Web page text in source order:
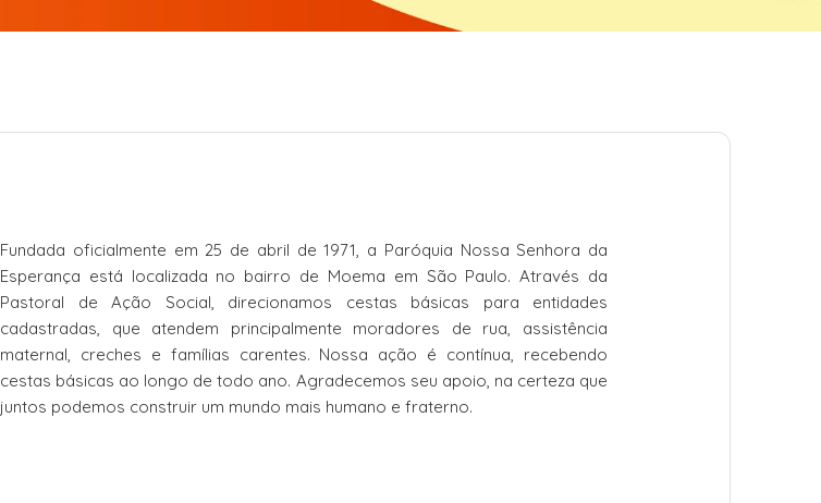
Fundada oficialmente em 25 de abril de 1971, a Paróquia Nossa Senhora da
Esperança está localizada no bairro de Moema em São Paulo. Através da
Pastoral de Ação Social, direcionamos cestas básicas para entidades
cadastradas, que atendem principalmente moradores de rua, assistência
maternal, creches e famílias carentes. Nossa ação é contínua, recebendo
cestas básicas ao longo de todo ano. Agradecemos seu apoio, na certeza que
juntos podemos construir um mundo mais humano e fraterno.